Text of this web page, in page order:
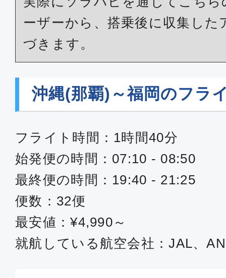
ANA1214
沖縄(那覇)
18:20
福岡
ANA1216
エコノミー
沖縄(那覇)
19:10
普通席
沖縄(那覇)
10:35
福岡
ーザーから、搭乗後に収集した
づきます。
沖縄(那覇)～福岡のフラ
フライト時間：1時間40分
始発便の時間：07:10 - 08:50
最終便の時間：19:40 - 21:25
便数：32便
最安値：¥4,990～
就航している航空会社：JAL、